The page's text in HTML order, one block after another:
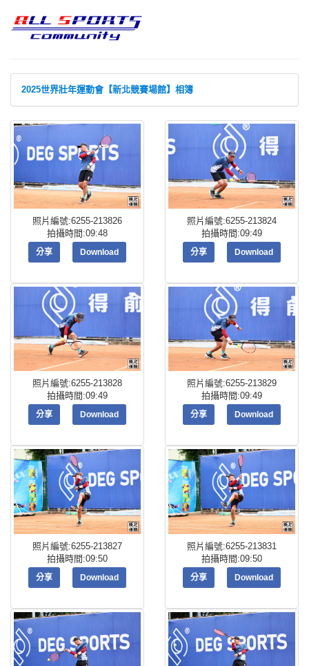
2025世界壯年運動會【新北競賽場館】相簿
照片編號:6255-213826
拍攝時間:09:48
分享 Download
照片編號:6255-213824
拍攝時間:09:49
分享 Download
照片編號:6255-213828
拍攝時間:09:49
分享 Download
照片編號:6255-213829
拍攝時間:09:49
分享 Download
照片編號:6255-213827
拍攝時間:09:50
分享 Download
照片編號:6255-213831
拍攝時間:09:50
分享 Download